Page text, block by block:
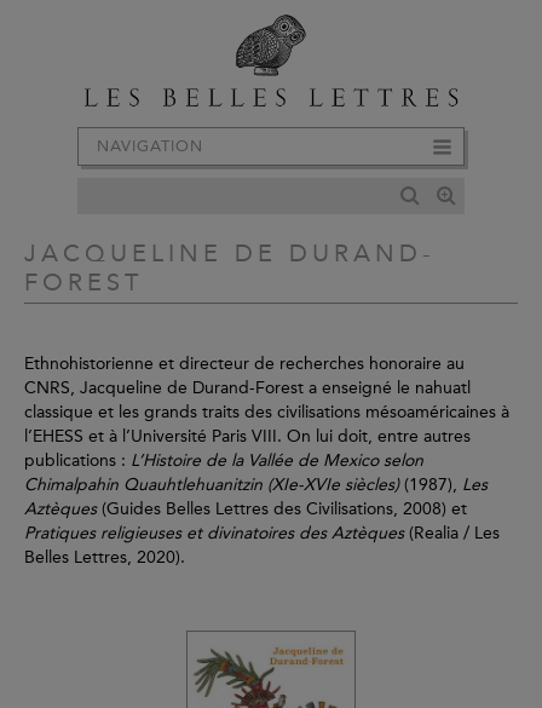
NAVIGATION
JACQUELINE DE DURAND-
FOREST
Ethnohistorienne et directeur de recherches honoraire au
CNRS, Jacqueline de Durand-Forest a enseigné le nahuatl
classique et les grands traits des civilisations mésoaméricaines à
l’EHESS et à l’Université Paris VIII. On lui doit, entre autres
publications : L’Histoire de la Vallée de Mexico selon
Chimalpahin Quauhtlehuanitzin (XIe-XVIe siècles)(1987), Les
Aztèques(Guides Belles Lettres des Civilisations, 2008) et
Pratiques religieuses et divinatoires des Aztèques(Realia / Les
Belles Lettres, 2020).